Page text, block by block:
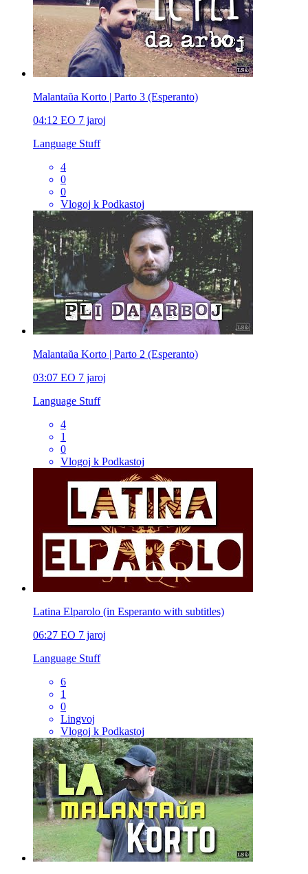
Malantaŭa Korto | Parto 3 (Esperanto)
04:12 EO 7 jaroj
Language Stuff
4
0
0
Vlogoj k Podkastoj
Malantaŭa Korto | Parto 2 (Esperanto)
03:07 EO 7 jaroj
Language Stuff
4
1
0
Vlogoj k Podkastoj
Latina Elparolo (in Esperanto with subtitles)
06:27 EO 7 jaroj
Language Stuff
6
1
0
Lingvoj
Vlogoj k Podkastoj